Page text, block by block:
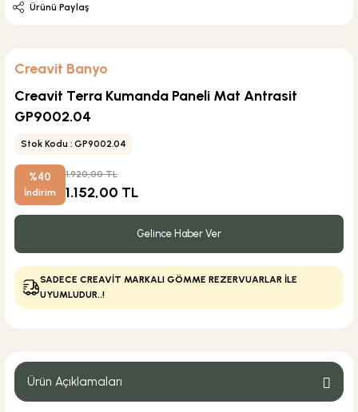
Ürünü Paylaş
Creavit Banyo
Creavit Terra Kumanda Paneli Mat Antrasit
GP9002.04
Stok Kodu : GP9002.04
%40
İndirim
1.920,00 TL
1.152,00 TL
Gelince Haber Ver
SADECE CREAVİT MARKALI GÖMME REZERVUARLAR İLE
UYUMLUDUR..!
Ürün Açıklamaları